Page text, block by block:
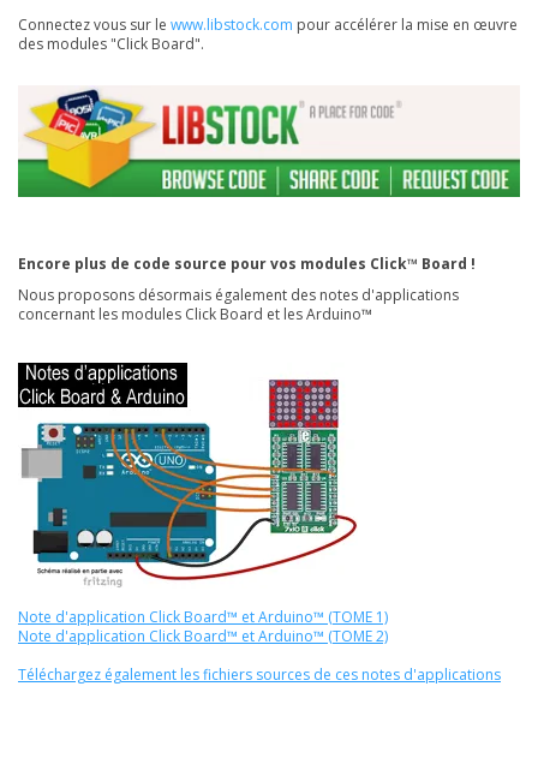
Connectez vous sur le www.libstock.com pour accélérer la mise en œuvre
des modules "Click Board".
Encore plus de code source pour vos modules Click™ Board !
Nous proposons désormais également des notes d'applications
concernant les modules Click Board et les Arduino™
Note d'application Click Board™ et Arduino™ (TOME 1)
Note d'application Click Board™ et Arduino™ (TOME 2)
Téléchargez également les fichiers sources de ces notes d'applications